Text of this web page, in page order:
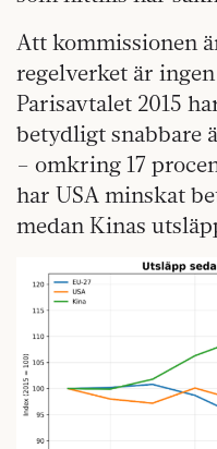
Att kommissionen
regelverket är
Parisavtalet 2015
betydligt snabbare
– omkring 17
har USA minskat
medan Kinas